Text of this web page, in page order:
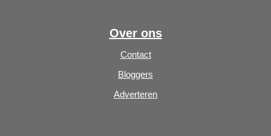
Over ons
Contact
Bloggers
Adverteren